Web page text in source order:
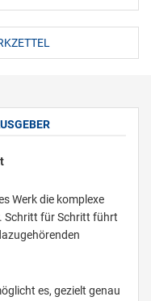
Werk die komplexe
Schritt für Schritt führt
es, gezielt genau